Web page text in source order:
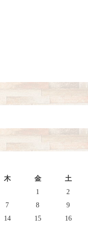
木 金
土
1
2
7 8
9
14 15 16